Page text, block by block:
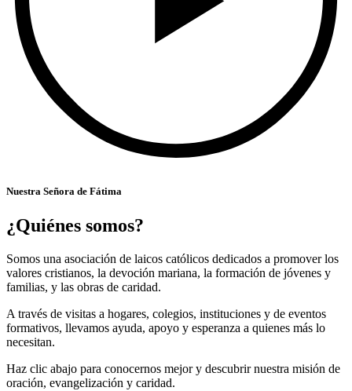
Nuestra Señora de Fátima
¿Quiénes somos?
Somos una asociación de laicos católicos dedicados a promover los
valores cristianos, la devoción mariana, la formación de jóvenes y
familias, y las obras de caridad.
A través de visitas a hogares, colegios, instituciones y de eventos
formativos, llevamos ayuda, apoyo y esperanza a quienes más lo
necesitan.
Haz clic abajo para conocernos mejor y descubrir nuestra misión de
oración, evangelización y caridad.